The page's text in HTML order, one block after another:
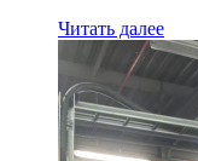
Читать далее